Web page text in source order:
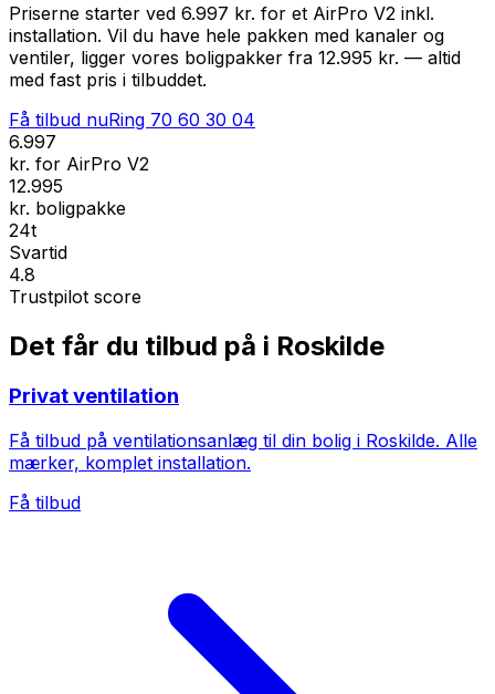
Priserne starter ved 6.997 kr. for et AirPro V2 inkl.
installation. Vil du have hele pakken med kanaler og
ventiler, ligger vores boligpakker fra 12.995 kr. — altid
med fast pris i tilbuddet.
Få tilbud nuRing 70 60 30 04
6.997
kr. for AirPro V2
12.995
kr. boligpakke
24t
Svartid
4.8
Trustpilot score
Det får du tilbud på i Roskilde
Privat ventilation
Få tilbud på ventilationsanlæg til din bolig i Roskilde. Alle
mærker, komplet installation.
Få tilbud